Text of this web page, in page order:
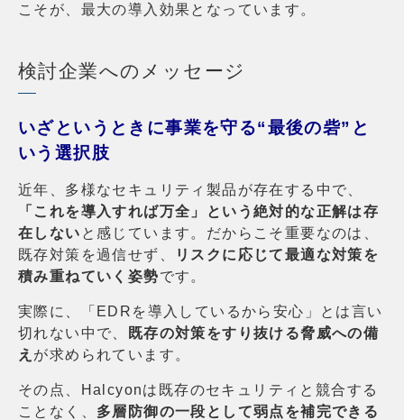
こそが、最大の導入効果となっています。
検討企業へのメッセージ
いざというときに事業を守る“最後の砦”と
いう選択肢
近年、多様なセキュリティ製品が存在する中で、
「これを導入すれば万全」という絶対的な正解は存
在しない と感じています。だからこそ重要なのは、
既存対策を過信せず、
リスクに応じて最適な対策を
積み重ねていく姿勢です。
実際に、「EDRを導入しているから安心」とは言い
切れない中で、
既存の対策をすり抜ける脅威への備
え が求められています。
その点、Halcyonは既存のセキュリティと競合する
ことなく、 多層防御の一段として弱点を補完できる